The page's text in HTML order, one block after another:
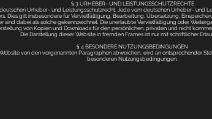
§ 3 URHEBER- UND LEISTUNGSSCHUTZRECHTE
Urheber- und Leistungsschutzrecht. Jede vom deutschen Urheber- und
Dies gilt insbesondere für Vervielfältigung, Bearbeitung, Übersetzung,
sind dabei als solche gekennzeichnet. Die unerlaubte Vervielfältigung oder
von Kopien und Downloads für den persönlichen, privaten und nicht
Die Darstellung dieser Website in fremden Frames ist nur mit schriftlicher
§ 4 BESONDERE NUTZUNGSBEDINGUNGEN
von den vorgenannten Paragraphen abweichen, wird an entsprechender
besonderen Nutzungsbedingungen.